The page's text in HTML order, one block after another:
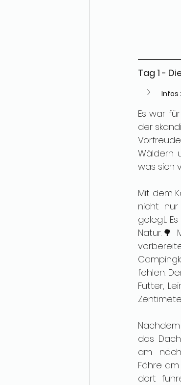
Tag 1 -
Infos
Es war
der
Wäldern
was sich
Mit dem
nicht
gelegt.
Natur.🌳
fehlen.
Futter,
das
am
Fähre
dort